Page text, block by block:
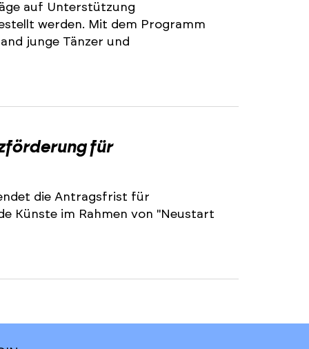
auf Unterstützung
werden. Mit dem Programm
junge Tänzer und
für
die Antragsfrist für
Künste im Rahmen von "Neustart